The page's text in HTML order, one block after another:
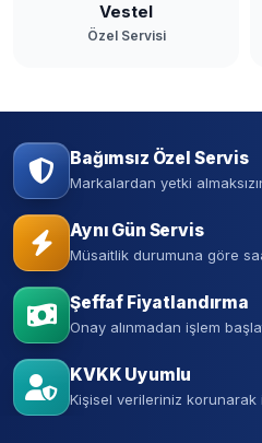
Vestel
Özel Servisi
Bağımsız Özel Servis
Markalardan yetki
Aynı Gün Servis
Müsaitlik durumuna göre
Şeffaf Fiyatlandırma
Onay alınmadan işlem
KVKK Uyumlu
Kişisel verileriniz korunarak